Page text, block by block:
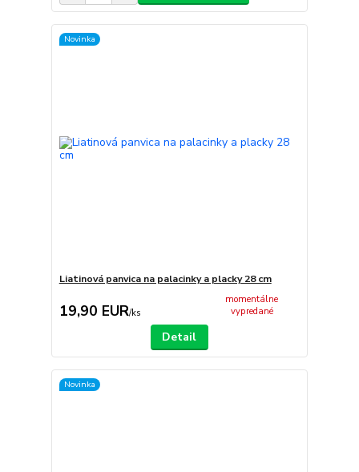
Novinka
Liatinová panvica na palacinky a placky 28 cm
19,90 EUR/ks
momentálne
vypredané
Detail
Novinka